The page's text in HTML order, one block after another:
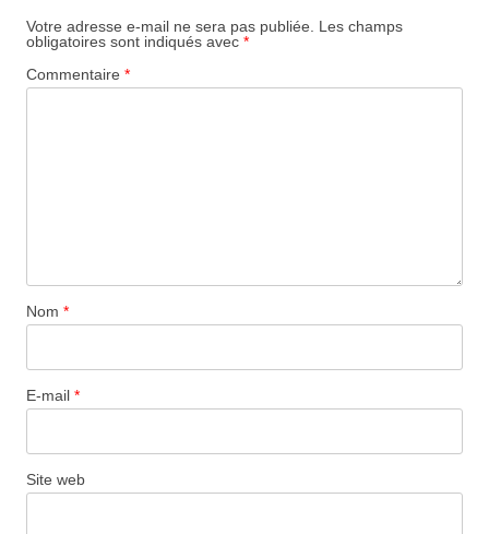
Votre adresse e-mail ne sera pas publiée.
Les champs
obligatoires sont indiqués avec *
Commentaire *
Nom *
E-mail *
Site web